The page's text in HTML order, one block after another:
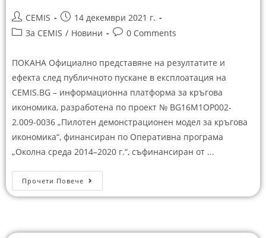
CEMIS
14 декември 2021 г.
За CEMIS / Новини 0 Comments
ПОКАНА Официално представяне на резултатите и
ефекта след публичното пускане в експлоатация на
CEMIS.BG – информационна платформа за кръгова
икономика, разработена по проект № BG16M1OP002-
2.‎009-0036 „Пилотен демонстрационен модел за кръгова
икономика“, финансиран по Оперативна програма
„Околна среда ‎‎2014–2020 г.“, съфинансиран от ...
Прочети Повече